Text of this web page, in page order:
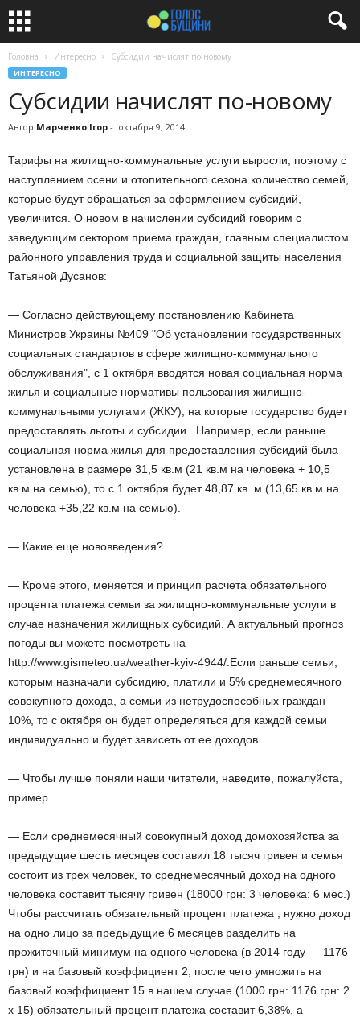
Головна Интересно Субсидии начислят по-новому
ИНТЕРЕСНО
Субсидии начислят по-новому
Автор Марченко Ігор - октября 9, 2014
Тарифы на жилищно-коммунальные услуги выросли, поэтому с
наступлением осени и отопительного сезона количество семей,
которые будут обращаться за оформлением субсидий,
увеличится. О новом в начислении субсидий говорим с
заведующим сектором приема граждан, главным специалистом
районного управления труда и социальной защиты населения
Татьяной Дусанов:
— Согласно действующему постановлению Кабинета
Министров Украины №409 "Об установлении государственных
социальных стандартов в сфере жилищно-коммунального
обслуживания", с 1 октября вводятся новая социальная норма
жилья и социальные нормативы пользования жилищно-
коммунальными услугами (ЖКУ), на которые государство будет
предоставлять льготы и субсидии . Например, если раньше
социальная норма жилья для предоставления субсидий была
установлена ​​в размере 31,5 кв.м (21 кв.м на человека + 10,5
кв.м на семью), то с 1 октября будет 48,87 кв. м (13,65 кв.м на
человека +35,22 кв.м на семью).
— Какие еще нововведения?
— Кроме этого, меняется и принцип расчета обязательного
процента платежа семьи за жилищно-коммунальные услуги в
случае назначения жилищных субсидий. А актуальный прогноз
погоды вы можете посмотреть на
http://www.gismeteo.ua/weather-kyiv-4944/.Если раньше семьи,
которым назначали субсидию, платили и 5% среднемесячного
совокупного дохода, а семьи из нетрудоспособных граждан —
10%, то с октября он будет определяться для каждой семьи
индивидуально и будет зависеть от ее доходов.
— Чтобы лучше поняли наши читатели, наведите, пожалуйста,
пример.
— Если среднемесячный совокупный доход домохозяйства за
предыдущие шесть месяцев составил 18 тысяч гривен и семья
состоит из трех человек, то среднемесячный доход на одного
человека составит тысячу гривен (18000 грн: 3 человека: 6 мес.)
Чтобы рассчитать обязательный процент платежа , нужно доход
на одно лицо за предыдущие 6 месяцев разделить на
прожиточный минимум на одного человека (в 2014 году — 1176
грн) и на базовый коэффициент 2, после чего умножить на
базовый коэффициент 15 в нашем случае (1000 грн: 1176 грн: 2
х 15) обязательный процент платежа составит 6,38%, а